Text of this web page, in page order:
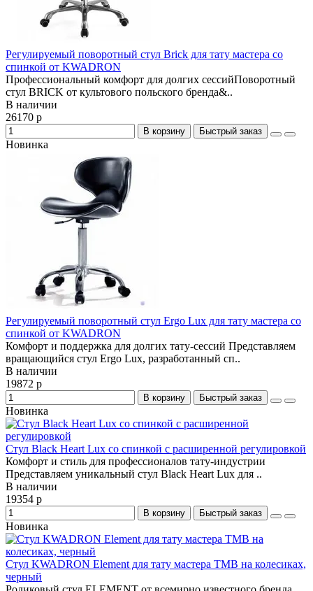
Регулируемый поворотный стул Brick для тату мастера со
спинкой от KWADRON
Профессиональный комфорт для долгих сессийПоворотный
стул BRICK от культового польского бренда&..
В наличии
26170 р
В корзину Быстрый заказ
Новинка
Регулируемый поворотный стул Ergo Lux для тату мастера со
спинкой от KWADRON
Комфорт и поддержка для долгих тату-сессий Представляем
вращающийся стул Ergo Lux, разработанный сп..
В наличии
19872 р
В корзину Быстрый заказ
Новинка
Стул Black Heart Lux со спинкой с расширенной регулировкой
Комфорт и стиль для профессионалов тату-индустрии
Представляем уникальный стул Black Heart Lux для ..
В наличии
19354 р
В корзину Быстрый заказ
Новинка
Стул KWADRON Element для тату мастера TMB на колесиках,
черный